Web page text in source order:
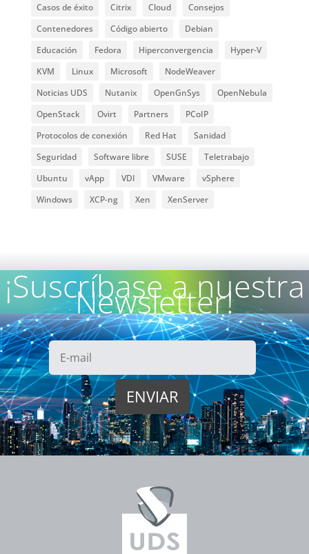
Casos de éxito
Citrix Cloud
Consejos
Contenedores
Código abierto
Debian
Educación
Fedora Hiperconvergencia
Hyper-V
KVM
Linux Microsoft
NodeWeaver
Noticias UDS
Nutanix OpenGnSys
OpenNebula
OpenStack
Ovirt Partners
PCoIP
Protocolos de conexión
Red Hat
Sanidad
Seguridad
Software libre SUSE
Teletrabajo
Ubuntu
vApp VDI VMware
vSphere
Windows
XCP-ng Xen XenServer
¡Suscríbase a nuestra
Newsletter!